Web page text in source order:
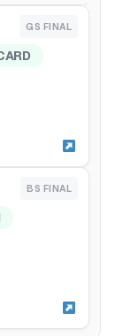
GS FINAL
BS FINAL